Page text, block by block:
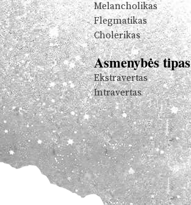
Melancholikas
Flegmatikas
Cholerikas
Asmenybės tipas
Ekstravertas
Intravertas